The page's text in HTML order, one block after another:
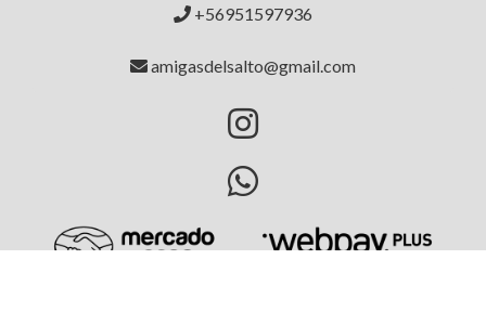
+56951597936
amigasdelsalto@gmail.com